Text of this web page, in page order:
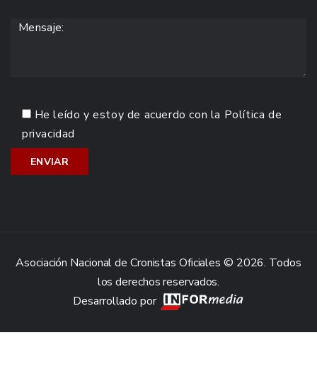
He leído y estoy de acuerdo con la Política de
privacidad
Asociación Nacional de Cronistas Oficiales © 2026. Todos
los derechos reservados.
Desarrollado por